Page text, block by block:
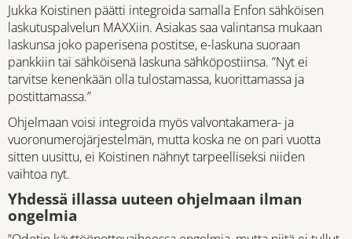
Jukka Koistinen päätti integroida samalla Enfon sähköisen
laskutuspalvelun MAXXiin. Asiakas saa valintansa mukaan
laskunsa joko paperisena postitse, e-laskuna suoraan
pankkiin tai sähköisenä laskuna sähköpostiinsa. ”Nyt ei
tarvitse kenenkään olla tulostamassa, kuorittamassa ja
postittamassa.”
Ohjelmaan voisi integroida myös valvontakamera- ja
vuoronumerojärjestelmän, mutta koska ne on pari vuotta
sitten uusittu, ei Koistinen nähnyt tarpeelliseksi niiden
vaihtoa nyt.
Yhdessä illassa uuteen ohjelmaan ilman
ongelmia